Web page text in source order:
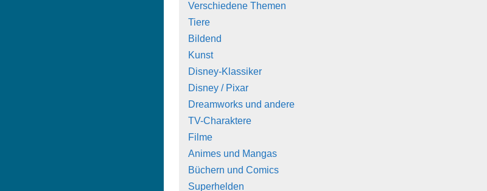
Verschiedene Themen
Tiere
Bildend
Kunst
Disney-Klassiker
Disney / Pixar
Dreamworks und andere
TV-Charaktere
Filme
Animes und Mangas
Büchern und Comics
Superhelden